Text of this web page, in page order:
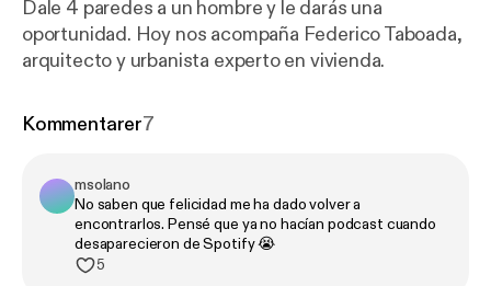
Dale 4 paredes a un hombre y le darás una
oportunidad. Hoy nos acompaña Federico Taboada,
arquitecto y urbanista experto en vivienda.
Kommentarer7
msolano
No saben que felicidad me ha dado volver a
encontrarlos. Pensé que ya no hacían podcast cuando
desaparecieron de Spotify 😭
5